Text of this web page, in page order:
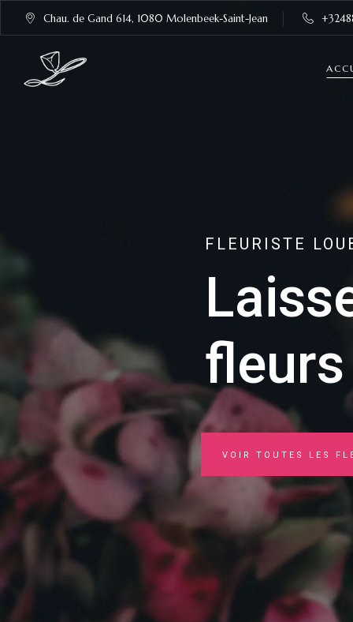
Chau. de Gand 614, 1080 Molenbeek-Saint-Jean
FLEURISTE
fleurs
VOIR TOUTES LES